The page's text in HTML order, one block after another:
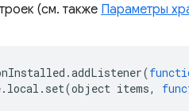
(см. также Параметры
.addListener(
. local . set(object items,